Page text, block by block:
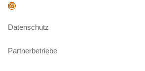
Instagram
Datenschutz
Partnerbetriebe